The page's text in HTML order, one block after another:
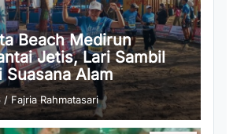
Beach Medirun
Jetis, Lari Sambil
Alam
/Fajria Rahmatasari